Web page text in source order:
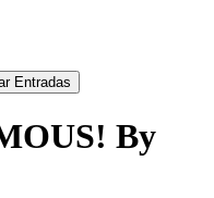
Entradas
By